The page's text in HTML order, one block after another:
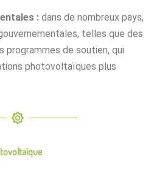
: dans de nombreux pays,
, telles que des
programmes de soutien, qui
photovoltaïques plus